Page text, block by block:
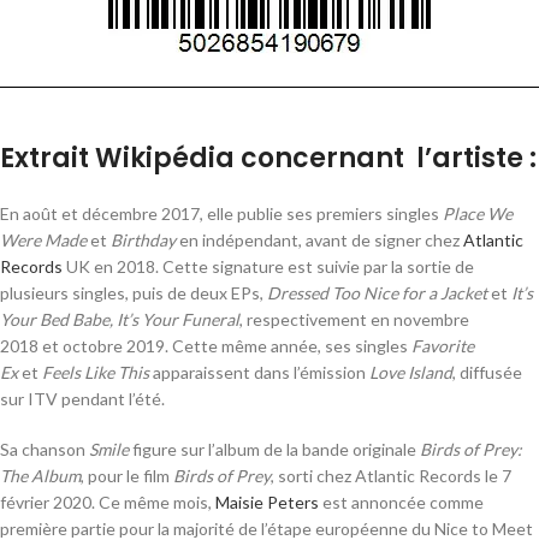
Extrait Wikipédia concernant l’artiste :
En août et décembre 2017, elle publie ses premiers singles Place We
Were Madeet Birthdayen indépendant, avant de signer chezAtlantic
Records UK en 2018. Cette signature est suivie par la sortie de
plusieurs singles, puis de deux EPs, Dressed Too Nice for a Jacketet It’s
Your Bed Babe, It’s Your Funeral, respectivement en novembre
2018 et octobre 2019. Cette même année, ses singles Favorite
Exet Feels Like Thisapparaissent dans l’émission Love Island, diffusée
sur ITV pendant l’été.
Sa chanson Smilefigure sur l’album de la bande originale Birds of Prey:
The Album, pour le film Birds of Prey, sorti chez Atlantic Records le 7
février 2020. Ce même mois, Maisie Peters est annoncée comme
première partie pour la majorité de l’étape européenne du Nice to Meet